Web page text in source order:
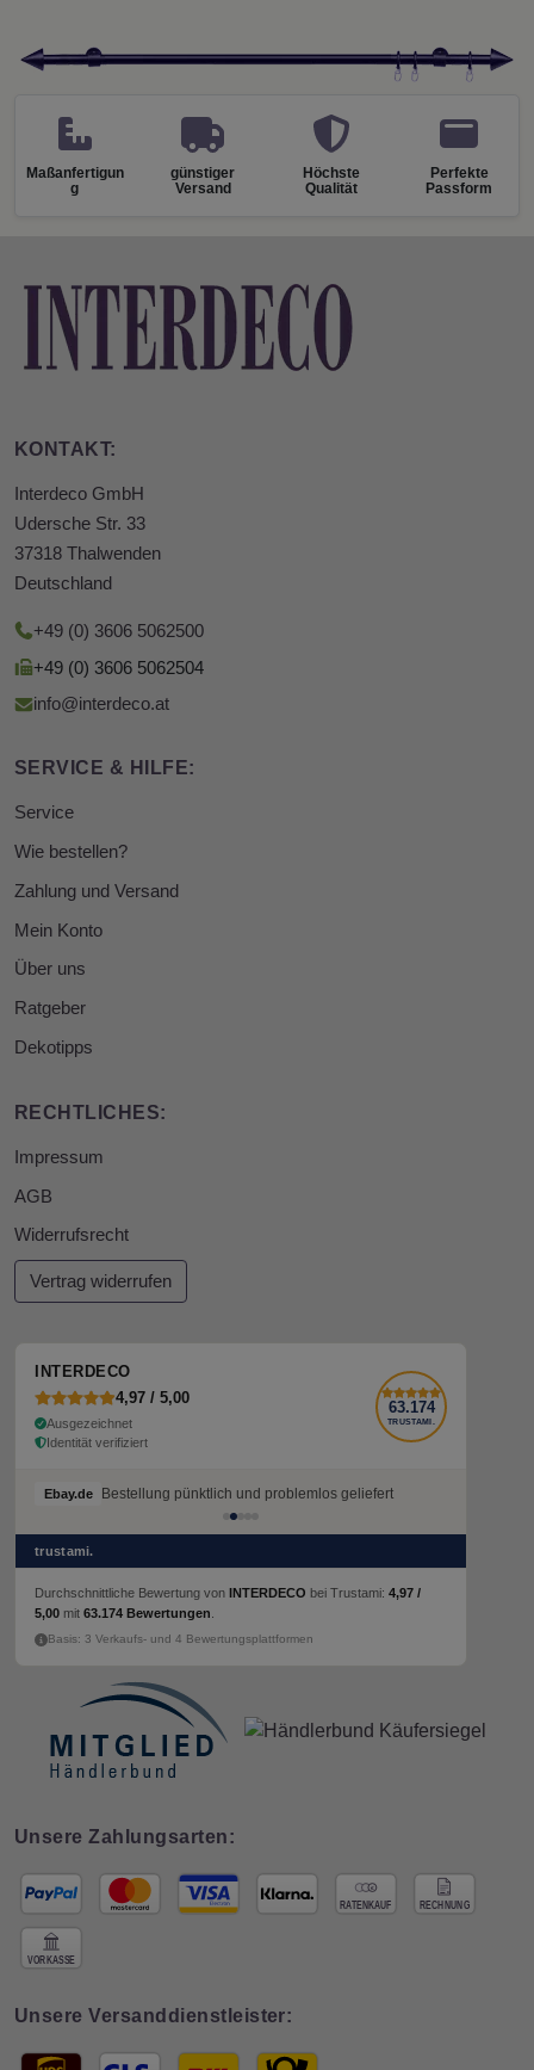
Maßanfertigun
g
günstiger
Versand
Höchste
Qualität
Perfekte
Passform
KONTAKT:
Interdeco GmbH
Udersche Str. 33
37318 Thalwenden
Deutschland
+49 (0) 3606 5062500
+49 (0) 3606 5062504
info@interdeco.at
SERVICE & HILFE:
Service
Wie bestellen?
Zahlung und Versand
Mein Konto
Über uns
Ratgeber
Dekotipps
RECHTLICHES:
Impressum
AGB
Widerrufsrecht
Vertrag widerrufen
INTERDECO
4,97 / 5,00
Ausgezeichnet
Identität verifiziert
63.174
TRUSTAMI.
Ebay.de Bestellung pünktlich und problemlos geliefert
Ebay.de Bestellung pünktlich und problemlos geliefert
trustami.
Durchschnittliche Bewertung von INTERDECO bei Trustami: 4,97 /
5,00 mit 63.174 Bewertungen
Basis: 3 Verkaufs- und 4 Bewertungsplattformen
Unsere Zahlungsarten:
Unsere Versanddienstleister: